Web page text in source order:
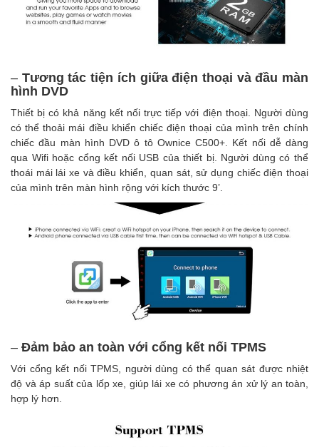
– Tương tác tiện ích giữa điện thoại và đầu màn
hình DVD
Thiết bị có khả năng kết nối trực tiếp với điện thoại. Người dùng
có thể thoải mái điều khiển chiếc điện thoại của mình trên chính
chiếc đầu màn hình DVD ô tô Ownice C500+. Kết nối dễ dàng
qua Wifi hoặc cổng kết nối USB của thiết bị. Người dùng có thể
thoái mái lái xe và điều khiển, quan sát, sử dụng chiếc điện thoại
của mình trên màn hình rộng với kích thước 9’.
– Đảm bảo an toàn với cổng kết nối TPMS
Với cổng kết nối TPMS, người dùng có thể quan sát được nhiệt
độ và áp suất của lốp xe, giúp lái xe có phương án xử lý an toàn,
hợp lý hơn.